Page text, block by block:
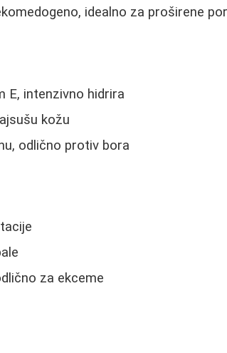
idealno za proširene
E, intenzivno hidrira
kožu
odlično protiv bora
za ekceme